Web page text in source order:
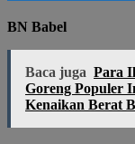
BN Babel
Baca juga Para
Goreng Populer
Kenaikan Berat